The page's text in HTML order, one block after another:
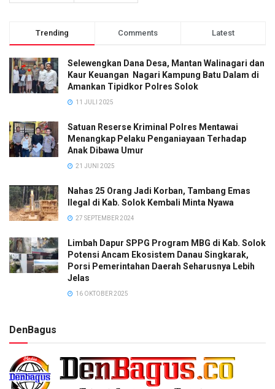
Trending Comments Latest
Selewengkan Dana Desa, Mantan Walinagari dan
Kaur Keuangan Nagari Kampung Batu Dalam di
Amankan Tipidkor Polres Solok
11 JULI 2025
Satuan Reserse Kriminal Polres Mentawai
Menangkap Pelaku Penganiayaan Terhadap
Anak Dibawa Umur
21 JUNI 2025
Nahas 25 Orang Jadi Korban, Tambang Emas
Ilegal di Kab. Solok Kembali Minta Nyawa
27 SEPTEMBER 2024
Limbah Dapur SPPG Program MBG di Kab. Solok
Potensi Ancam Ekosistem Danau Singkarak,
Porsi Pemerintahan Daerah Seharusnya Lebih
Jelas
16 OKTOBER 2025
DenBagus